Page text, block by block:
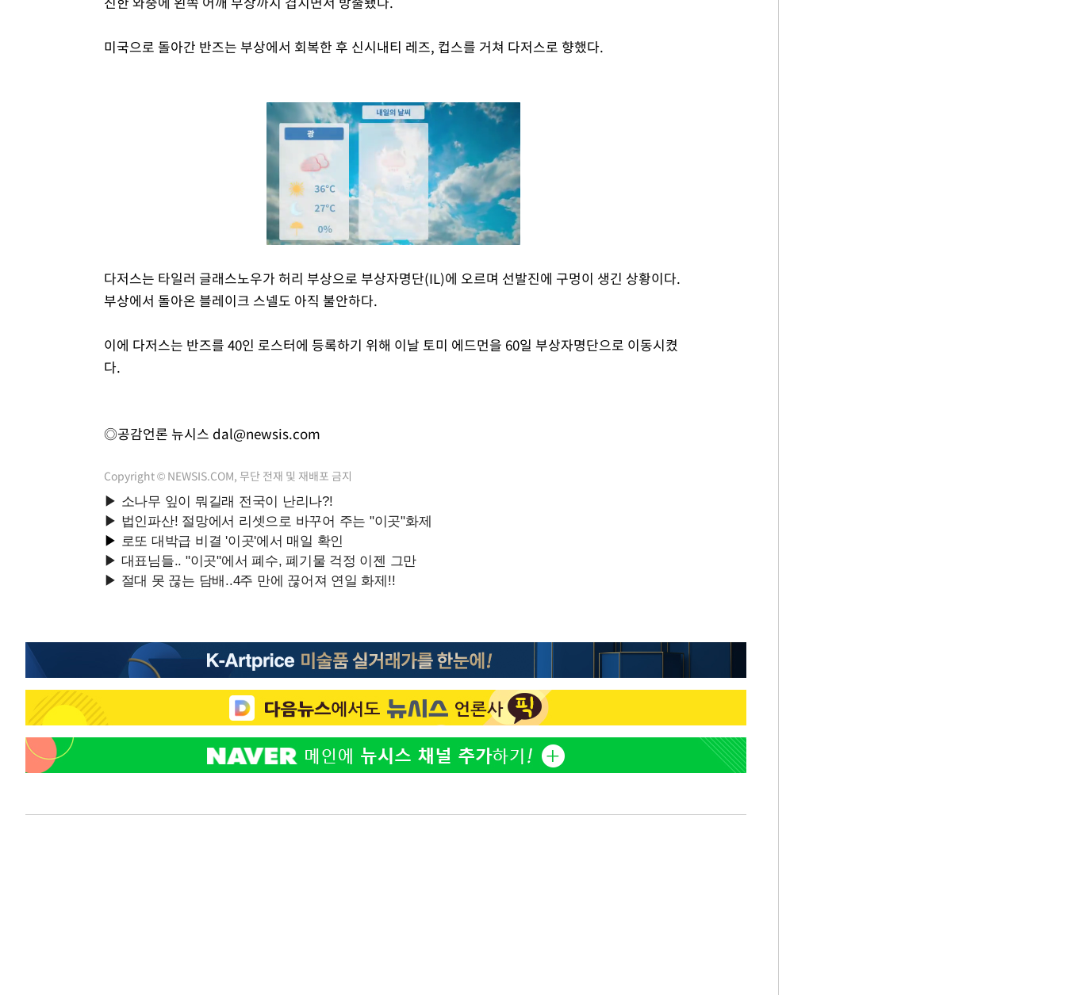
미국으로 돌아간 반즈는 부상에서 회복한 후 신시내티 레즈, 컵스를 거쳐 다저스로 향했다.
다저스는 타일러 글래스노우가 허리 부상으로 부상자명단(IL)에 오르며 선발진에 구멍이 생긴 상황이다.
부상에서 돌아온 블레이크 스넬도 아직 불안하다.
이에 다저스는 반즈를 40인 로스터에 등록하기 위해 이날 토미 에드먼을 60일 부상자명단으로 이동시켰
다.
◎공감언론 뉴시스 dal@newsis.com
Copyright © NEWSIS.COM, 무단 전재 및 재배포 금지